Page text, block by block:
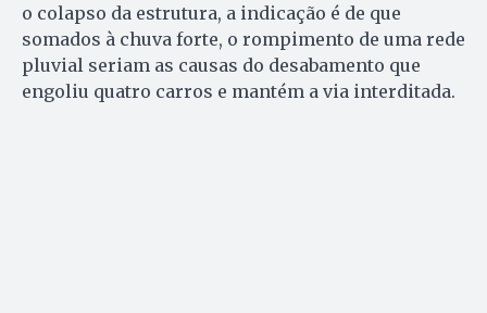
o colapso da estrutura, a indicação é de que
somados à chuva forte, o rompimento de uma rede
pluvial seriam as causas do desabamento que
engoliu quatro carros e mantém a via interditada.